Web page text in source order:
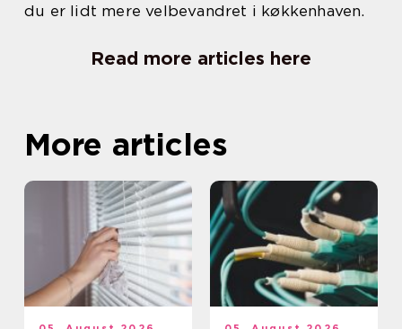
du er lidt mere velbevandret i køkkenhaven.
Read more articles here
More articles